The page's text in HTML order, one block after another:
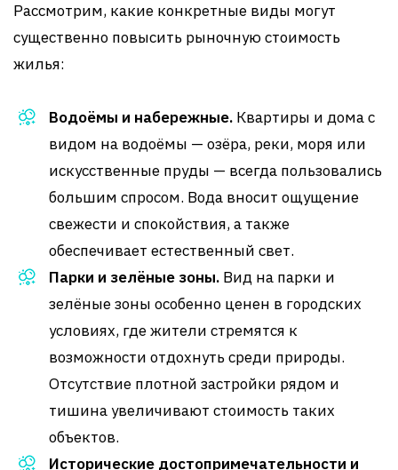
Рассмотрим, какие конкретные виды могут
существенно повысить рыночную стоимость
жилья:
Водоёмы и набережные. Квартиры и дома с
видом на водоёмы — озёра, реки, моря или
искусственные пруды — всегда пользовались
большим спросом. Вода вносит ощущение
свежести и спокойствия, а также
обеспечивает естественный свет.
Парки и зелёные зоны. Вид на парки и
зелёные зоны особенно ценен в городских
условиях, где жители стремятся к
возможности отдохнуть среди природы.
Отсутствие плотной застройки рядом и
тишина увеличивают стоимость таких
объектов.
Исторические достопримечательности и